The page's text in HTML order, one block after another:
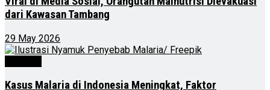
dari Kawasan Tambang
29 May 2026
Kasus Malaria di Indonesia Meningkat, Faktor